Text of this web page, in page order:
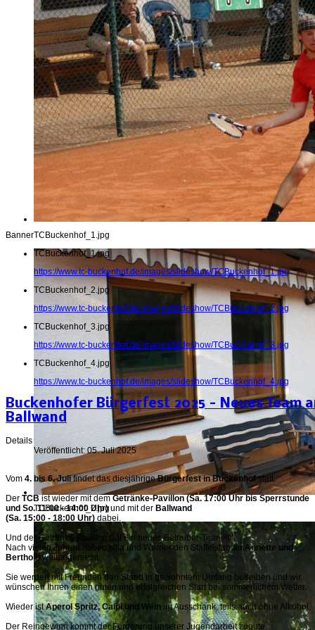
TCBuckenhof_1.jpg
TCBuckenhof_2.jpg
Banner
TCBuckenhof_1.jpg
https://www.tc-buckenhof.de/images/slideshow/TCBuckenhof_1.jpg
TCBuckenhof_2.jpg
https://www.tc-buckenhof.de/images/slideshow/TCBuckenhof_2.jpg
TCBuckenhof_3.jpg
https://www.tc-buckenhof.de/images/slideshow/TCBuckenhof_3.jpg
TCBuckenhof_4.jpg
https://www.tc-buckenhof.de/images/slideshow/TCBuckenhof_4.jpg
Buckenhofer Bürgerfest 2025 - Neues Team
Ballwand
Details
Veröffentlicht: 05. Juli 2025
Vom 4. bis 6. Julifindet das diesjährigeBürgerfest in Buckenhofstatt.
Der TCB ist wieder mit dem Getränke-Pavillon (Sa. 17:00 Uhr bis Sperrstunde
und So. 11:00 - 14:00 Uhr)und mit der Ballwand
(Sa. 15:00 - 18:00 Uhr) dabei.
Und der Getränke-Pavillon hat ein neues Betreiber-Team!!!
Nach vielen Jahren haben Ulla und Werner den Staffelstab an Annette und
Bertholdweiter gereicht.
Sie werden mit Freunden den Stand in gewohntem Umfang betreiben und wir
wünschen Ihnen einen guten und erfolgreichen Start bei sommerlichem Wetter.
Wieder istAperol Spritz, Caipi und Wein im Ausschank, teils auch ohne Alkohol.
Der Reingewinn kommt der Förderung unserer Jugendarbeit zugute.